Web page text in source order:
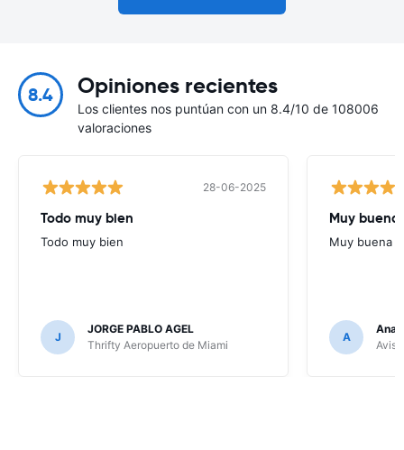
8.4 Opiniones recientes
Los clientes nos puntúan con un 8.4/10 de 108006
valoraciones
28-06-2025
Todo muy bien
Todo muy bien
J
JORGE PABLO AGEL
Thrifty Aeropuerto de Miami
Muy buena
Muy buena
A
Ana
Avis